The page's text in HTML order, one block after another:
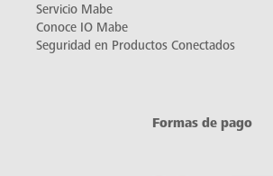
Servicio Mabe
Conoce IO Mabe
Seguridad en Productos Conectados
Formas de pago